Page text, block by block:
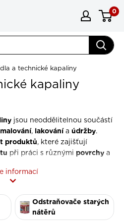
0
a technické kapaliny
kapaliny
jsou neoddělitelnou součástí
malování, lakování a údržby.
produktů, které zajišťují
při práci s různými povrchy a
technické kapaliny
informací
Odstraňovače starých
nátěrů